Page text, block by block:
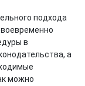
подхода
в
а
можно